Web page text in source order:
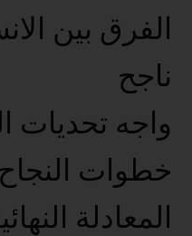
الفرق بين
ناجح
واجه تحديات
خطوات النجاح
المعادلة